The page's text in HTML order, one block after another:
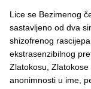
Lice se Bezimenog
sastavljeno od dva
shizofrenog
ekstrasenzibilnog
Zlatokosu,
anonimnosti u ime,